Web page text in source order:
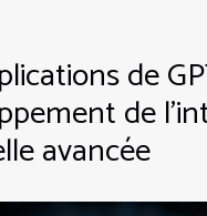
de
de
avancée